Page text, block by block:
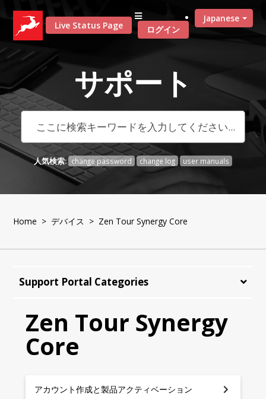
Live Status Page
Japanese
ログイン
サポート
人気検索: change password change log user manuals
Home >デバイス > Zen Tour Synergy Core
Support Portal Categories
Zen Tour Synergy
Core
アカウント作成と製品アクティベーション